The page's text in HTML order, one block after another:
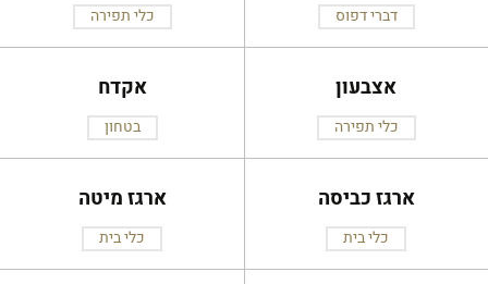
דברי דפוס כלי תפירה
אצבעון
כלי תפירה
אקדח
בטחון
ארגז כביסה
כלי בית
ארגז מיטה
כלי בית